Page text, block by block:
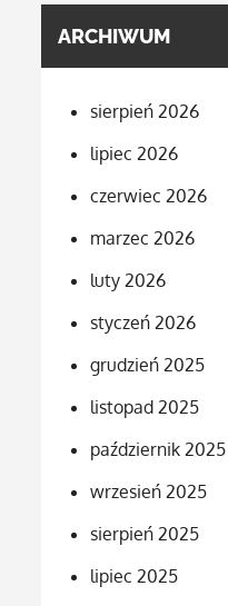
ARCHIWUM
sierpień 2026
lipiec 2026
czerwiec 2026
marzec 2026
luty 2026
styczeń 2026
grudzień 2025
listopad 2025
październik 2025
wrzesień 2025
sierpień 2025
lipiec 2025